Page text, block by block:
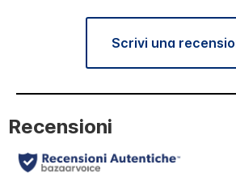
Scrivi una